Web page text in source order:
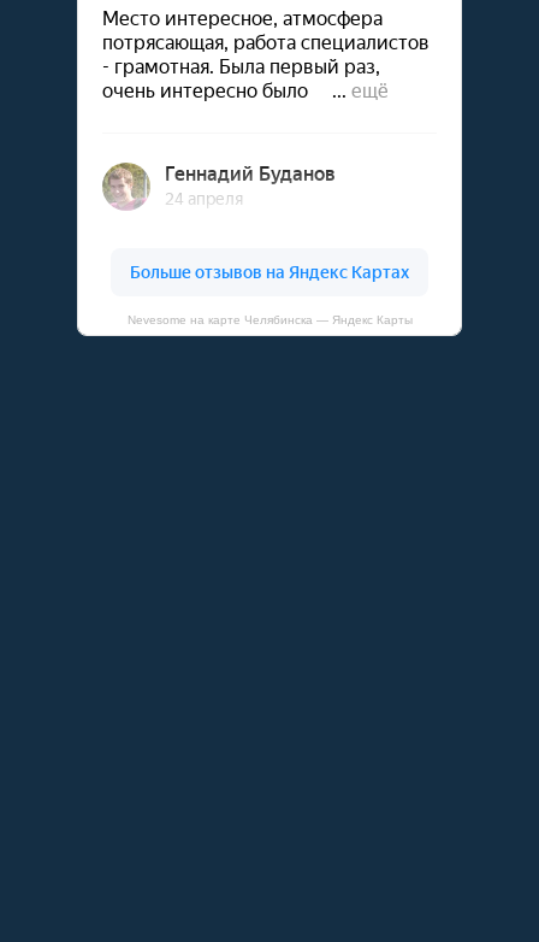
Nevesome на карте Челябинска — Яндекс Карты